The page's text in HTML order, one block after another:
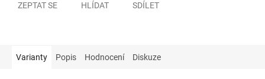
ZEPTAT SE HLÍDAT SDÍLET
Varianty Popis Hodnocení Diskuze